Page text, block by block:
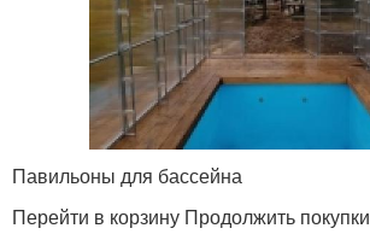
Павильоны для бассейна
Перейти в корзину Продолжить покупки